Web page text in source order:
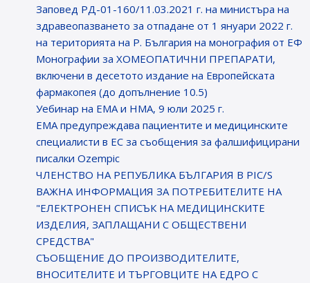
Заповед РД-01-160/11.03.2021 г. на министъра на
здравеопазването за отпадане от 1 януари 2022 г.
на територията на Р. България на монография от ЕФ
Монографии за ХОМЕОПАТИЧНИ ПРЕПАРАТИ,
включени в десетото издание на Европейската
фармакопея (до допълнение 10.5)
Уебинар на ЕМА и НМА, 9 юли 2025 г.
EMA предупреждава пациентите и медицинските
специалисти в ЕС за съобщения за фалшифицирани
писалки Ozempic
ЧЛЕНСТВО НА РЕПУБЛИКА БЪЛГАРИЯ В PIC/S
ВАЖНА ИНФОРМАЦИЯ ЗА ПОТРЕБИТЕЛИТЕ НА
"ЕЛЕКТРОНЕН СПИСЪК НА МЕДИЦИНСКИТЕ
ИЗДЕЛИЯ, ЗАПЛАЩАНИ С ОБЩЕСТВЕНИ
СРЕДСТВА"
СЪОБЩЕНИЕ ДО ПРОИЗВОДИТЕЛИТЕ,
ВНОСИТЕЛИТЕ И ТЪРГОВЦИТЕ НА ЕДРО С